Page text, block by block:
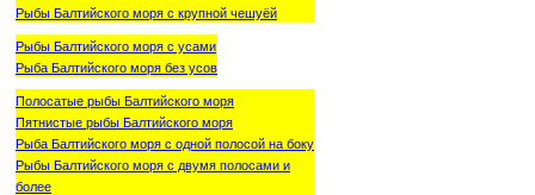
Рыбы Балтийского моря с крупной чешуёй
Рыбы Балтийского моря с усами
Рыба Балтийского моря без усов
Полосатые рыбы Балтийского моря
Пятнистые рыбы Балтийского моря
Рыба Балтийского моря с одной полосой на боку
Рыбы Балтийского моря с двумя полосами и
более